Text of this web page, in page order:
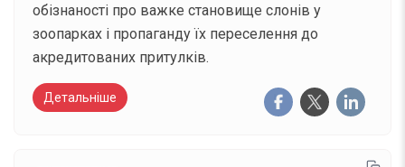
обізнаності про важке становище слонів у
зоопарках і пропаганду їх переселення до
акредитованих притулків.
Детальніше